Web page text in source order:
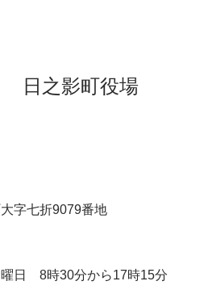
日之影町役場
字七折9079番地
曜日 8時30分から17時15分